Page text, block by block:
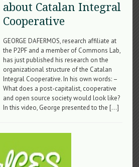
about Catalan Integral
Cooperative
GEORGE DAFERMOS, research affiliate at
the P2PF and a member of Commons Lab,
has just published his research on the
organizational structure of the Catalan
Integral Cooperative. In his own words: –
What does a post-capitalist, cooperative
and open source society would look like?
In this video, George presented to the […]